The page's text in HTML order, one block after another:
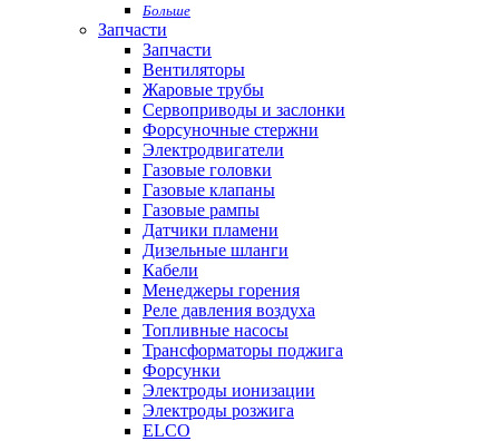
Больше
Запчасти
Запчасти
Вентиляторы
Жаровые трубы
Сервоприводы и заслонки
Форсуночные стержни
Электродвигатели
Газовые головки
Газовые клапаны
Газовые рампы
Датчики пламени
Дизельные шланги
Кабели
Менеджеры горения
Реле давления воздуха
Топливные насосы
Трансформаторы поджига
Форсунки
Электроды ионизации
Электроды розжига
ELCO